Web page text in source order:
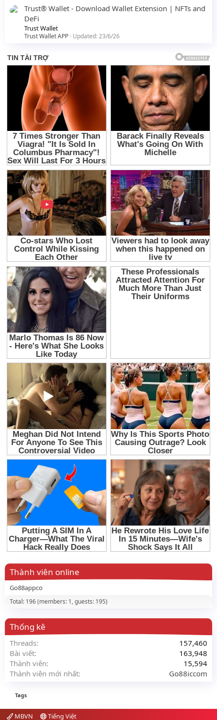
Trust® Wallet - Download Wallet Extension | NFTs and
DeFi
Trust Wallet
Trust Wallet APP Updated:23/6/26
Thành viên online
Go88appco
Total: 196 (members: 1, guests: 195)
Thống kê
Threads
157,460
Bài viết
163,948
Thành viên
15,594
Thành viên mới nhất
Go88iccom
Tags
MBVN Tiếng Việt